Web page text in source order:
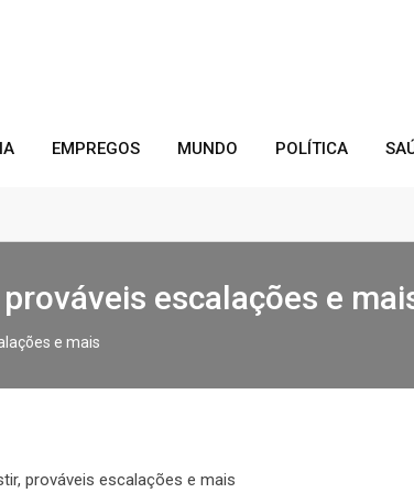
EMPREGOS MUNDO POLÍTICA
escalações e
e mais